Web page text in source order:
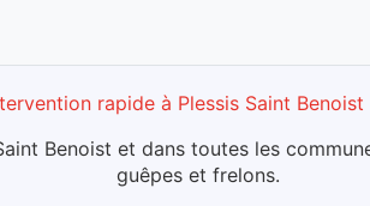
rapide à Plessis Saint Benoist
Benoist et dans toutes les
guêpes et frelons.